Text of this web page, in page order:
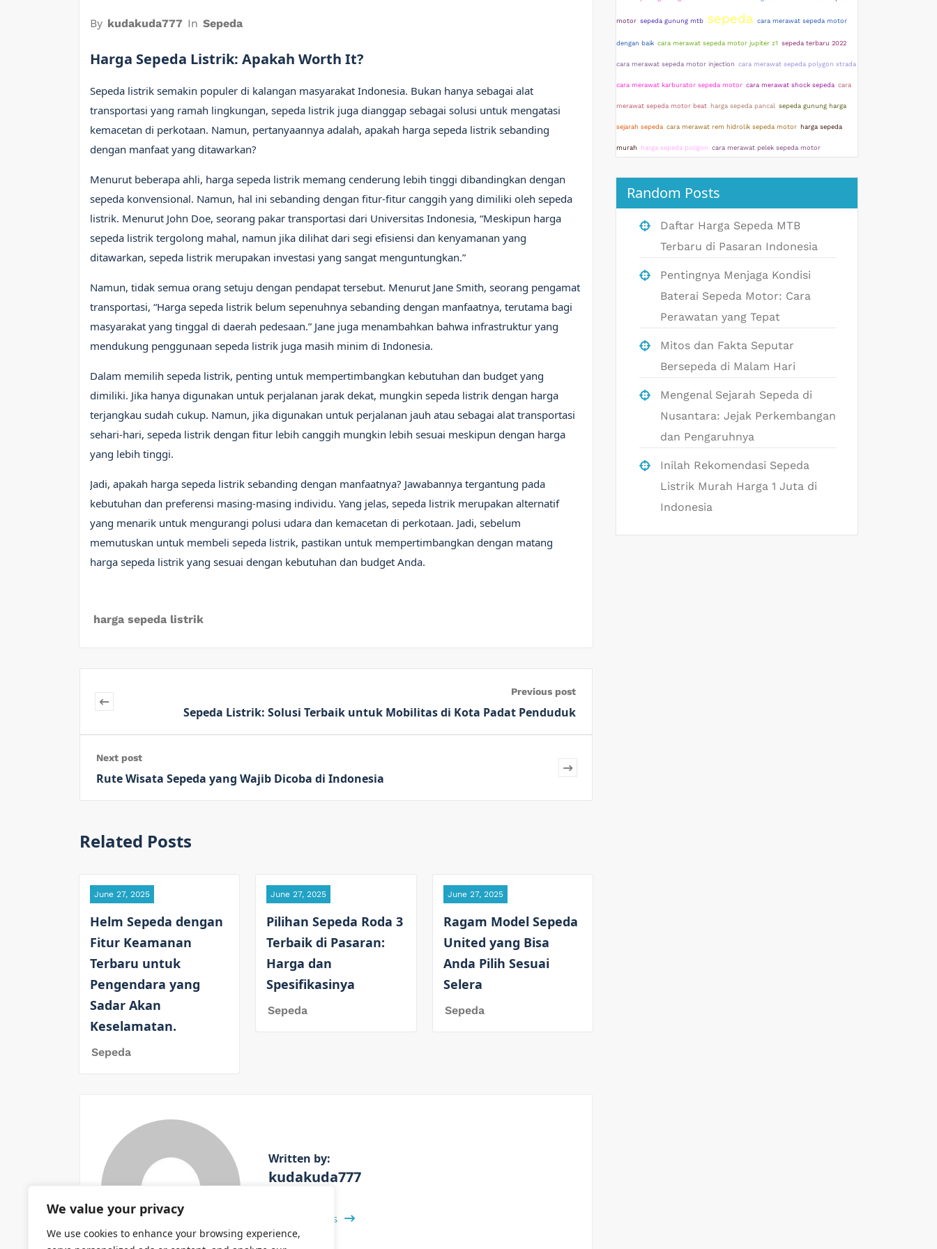
We value your privacy
We use cookies to enhance your browsing experience,
By kudakuda777 In Sepeda
Harga Sepeda Listrik: Apakah Worth It?
Sepeda listrik semakin populer di kalangan masyarakat Indonesia. Bukan hanya sebagai alat
transportasi yang ramah lingkungan, sepeda listrik juga dianggap sebagai solusi untuk mengatasi
kemacetan di perkotaan. Namun, pertanyaannya adalah, apakah harga sepeda listrik sebanding
dengan manfaat yang ditawarkan?
Menurut beberapa ahli, harga sepeda listrik memang cenderung lebih tinggi dibandingkan dengan
sepeda konvensional. Namun, hal ini sebanding dengan fitur-fitur canggih yang dimiliki oleh sepeda
listrik. Menurut John Doe, seorang pakar transportasi dari Universitas Indonesia, “Meskipun harga
sepeda listrik tergolong mahal, namun jika dilihat dari segi efisiensi dan kenyamanan yang
ditawarkan, sepeda listrik merupakan investasi yang sangat menguntungkan.”
Namun, tidak semua orang setuju dengan pendapat tersebut. Menurut Jane Smith, seorang pengamat
transportasi, “Harga sepeda listrik belum sepenuhnya sebanding dengan manfaatnya, terutama bagi
masyarakat yang tinggal di daerah pedesaan.” Jane juga menambahkan bahwa infrastruktur yang
mendukung penggunaan sepeda listrik juga masih minim di Indonesia.
Dalam memilih sepeda listrik, penting untuk mempertimbangkan kebutuhan dan budget yang
dimiliki. Jika hanya digunakan untuk perjalanan jarak dekat, mungkin sepeda listrik dengan harga
terjangkau sudah cukup. Namun, jika digunakan untuk perjalanan jauh atau sebagai alat transportasi
sehari-hari, sepeda listrik dengan fitur lebih canggih mungkin lebih sesuai meskipun dengan harga
yang lebih tinggi.
Jadi, apakah harga sepeda listrik sebanding dengan manfaatnya? Jawabannya tergantung pada
kebutuhan dan preferensi masing-masing individu. Yang jelas, sepeda listrik merupakan alternatif
yang menarik untuk mengurangi polusi udara dan kemacetan di perkotaan. Jadi, sebelum
memutuskan untuk membeli sepeda listrik, pastikan untuk mempertimbangkan dengan matang
harga sepeda listrik yang sesuai dengan kebutuhan dan budget Anda.
harga sepeda listrik
Previous post
Sepeda Listrik: Solusi Terbaik untuk Mobilitas di Kota Padat Penduduk
Next post
Rute Wisata Sepeda yang Wajib Dicoba di Indonesia
Related Posts
June 27, 2025
Helm Sepeda dengan
Fitur Keamanan
Terbaru untuk
Pengendara yang
Sadar Akan
Keselamatan.
Sepeda
June 27, 2025
Pilihan Sepeda Roda 3
Terbaik di Pasaran:
Harga dan
Spesifikasinya
Sepeda
June 27, 2025
Ragam Model Sepeda
United yang Bisa
Anda Pilih Sesuai
Selera
Sepeda
Written by:
kudakuda777
View All Posts
motor sepeda gunung mtb sepeda cara merawat sepeda motor
dengan baik cara merawat sepeda motor jupiter z1 sepeda terbaru 2022
cara merawat sepeda motor injection cara merawat sepeda polygon xtrada
cara merawat karburator sepeda motor cara merawat shock sepeda cara
merawat sepeda motor beat harga sepeda pancal sepeda gunung harga
sejarah sepeda cara merawat rem hidrolik sepeda motor harga sepeda
murah harga sepeda poligon cara merawat pelek sepeda motor
Random Posts
Daftar Harga Sepeda MTB
Terbaru di Pasaran Indonesia
Pentingnya Menjaga Kondisi
Baterai Sepeda Motor: Cara
Perawatan yang Tepat
Mitos dan Fakta Seputar
Bersepeda di Malam Hari
Mengenal Sejarah Sepeda di
Nusantara: Jejak Perkembangan
dan Pengaruhnya
Inilah Rekomendasi Sepeda
Listrik Murah Harga 1 Juta di
Indonesia